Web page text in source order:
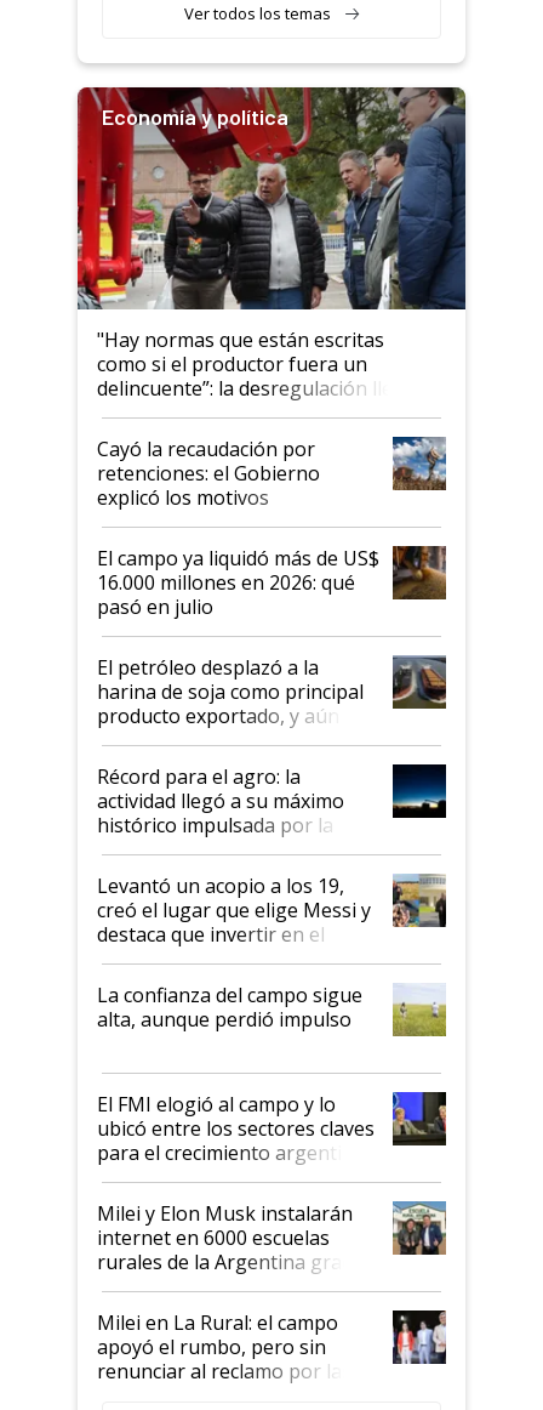
Ver todos los temas
Economía y política
"Hay normas que están escritas
como si el productor fuera un
delincuente”: la desregulación llegó
al Congreso Aapresid y hasta se
habló del financiamiento al IPCVA
Cayó la recaudación por
retenciones: el Gobierno
explicó los motivos
El campo ya liquidó más de US$
16.000 millones en 2026: qué
pasó en julio
El petróleo desplazó a la
harina de soja como principal
producto exportado, y aún así
el agro aportó casi seis de cada
diez dólares y sostuvo el
liderazgo en un semestre
récord
Récord para el agro: la
actividad llegó a su máximo
histórico impulsada por la
cosecha y las exportaciones
Levantó un acopio a los 19,
creó el lugar que elige Messi y
destaca que invertir en el
kirchnerismo era como "darle
plata a un hijo para droga":
Juan Félix Rossetti, el libertario
que de una dura crisis salió
de Milei
La confianza del campo sigue
alta, aunque perdió impulso
El FMI elogió al campo y lo
ubicó entre los sectores claves
para el crecimiento argentino
Milei y Elon Musk instalarán
internet en 6000 escuelas
rurales de la Argentina gracias
a un acuerdo con Starlink
Milei en La Rural: el campo
apoyó el rumbo, pero sin
renunciar al reclamo por las